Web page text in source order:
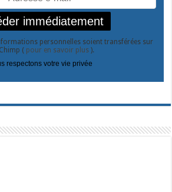
personnelles soient transférées sur
( pour en savoir plus).
respectons votre vie privée